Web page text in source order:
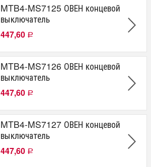
MTB4-MS7125 ОВЕН концевой
выключатель
447,60 Р
MTB4-MS7126 ОВЕН концевой
выключатель
447,60 Р
MTB4-MS7127 ОВЕН концевой
выключатель
447,60 Р